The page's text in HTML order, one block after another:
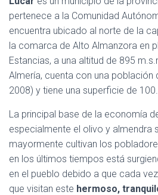
pertenece a la Comunidad
encuentra ubicado al norte de la
la comarca de Alto Almanzora en
Estancias, a una altitud de 895
Almería, cuenta con una población
2008) y tiene una superficie de
La principal base de la economía
especialmente el olivo y almendra
mayormente cultivan los
en los últimos tiempos está
en el pueblo debido a que cada
que visitan este hermoso,